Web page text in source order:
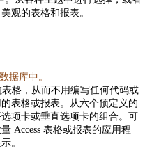
观的表格和报表。
据库中。
格，从而不用编写任何代码或
表格或报表。从六个预定义的
项卡或垂直选项卡的组合。可
Access 表格或报表的应用程
。